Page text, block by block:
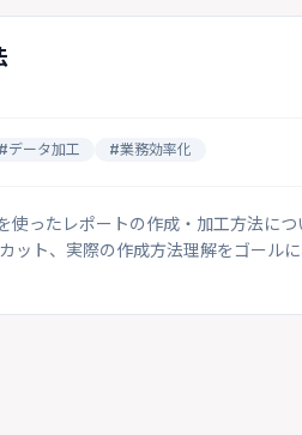
#データ加工 #業務効率化
ったレポートの作成・加工方法につ
ット、実際の作成方法理解をゴール